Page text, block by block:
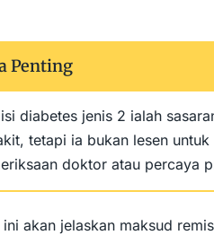
Penting
diabetes jenis 2 ialah
tetapi ia bukan lesen
doktor atau percaya
akan jelaskan maksud